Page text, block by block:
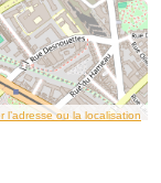
l’adresse ou la localisation